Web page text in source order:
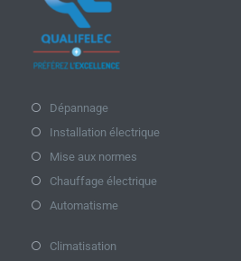
Dépannage
Installation électrique
Mise aux normes
Chauffage électrique
Automatisme
Climatisation